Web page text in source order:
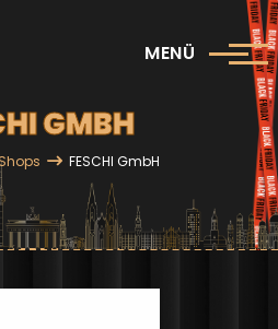
MENÜ
GMBH
Shops FESCHI GmbH